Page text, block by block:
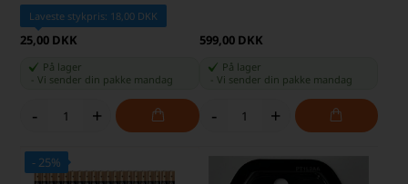
Laveste stykpris: 18,00 DKK
25,00 DKK
På lager
-Vi sender din pakke mandag
- +
599,00 DKK
På lager
Vi sender din pakke mandag
- +
- 25%